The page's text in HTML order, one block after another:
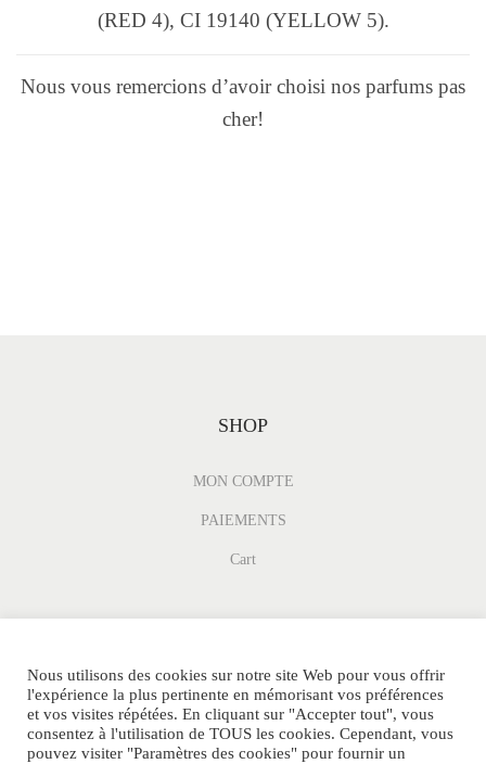
(RED 4), CI 19140 (YELLOW 5).
Nous vous remercions d’avoir choisi nos parfums pas
cher!
SHOP
MON COMPTE
PAIEMENTS
Cart
Nous utilisons des cookies sur notre site Web pour vous offrir
l'expérience la plus pertinente en mémorisant vos préférences
et vos visites répétées. En cliquant sur "Accepter tout", vous
consentez à l'utilisation de TOUS les cookies. Cependant, vous
pouvez visiter "Paramètres des cookies" pour fournir un